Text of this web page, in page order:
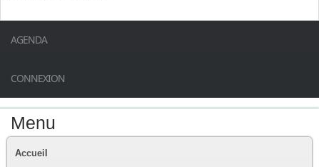
AGENDA
CONNEXION
Menu
Accueil